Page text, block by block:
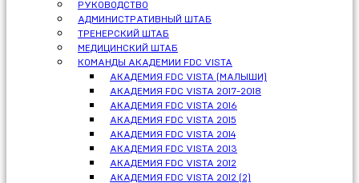
РУКОВОДСТВО
АДМИНИСТРАТИВНЫЙ ШТАБ
ТРЕНЕРСКИЙ ШТАБ
МЕДИЦИНСКИЙ ШТАБ
КОМАНДЫ АКАДЕМИИ FDC VISTA
АКАДЕМИЯ FDC VISTA (МАЛЫШИ)
АКАДЕМИЯ FDC VISTA 2017-2018
АКАДЕМИЯ FDC VISTA 2016
АКАДЕМИЯ FDC VISTA 2015
АКАДЕМИЯ FDC VISTA 2014
АКАДЕМИЯ FDC VISTA 2013
АКАДЕМИЯ FDC VISTA 2012
АКАДЕМИЯ FDC VISTA 2012 (2)